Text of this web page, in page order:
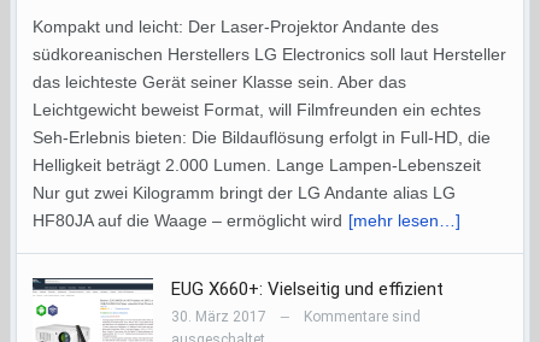
Kompakt und leicht: Der Laser-Projektor Andante des
südkoreanischen Herstellers LG Electronics soll laut Hersteller
das leichteste Gerät seiner Klasse sein. Aber das
Leichtgewicht beweist Format, will Filmfreunden ein echtes
Seh-Erlebnis bieten: Die Bildauflösung erfolgt in Full-HD, die
Helligkeit beträgt 2.000 Lumen. Lange Lampen-Lebenszeit
Nur gut zwei Kilogramm bringt der LG Andante alias LG
HF80JA auf die Waage – ermöglicht wird [mehr lesen…]
EUG X660+: Vielseitig und effizient
30. März 2017 —
Kommentare sind